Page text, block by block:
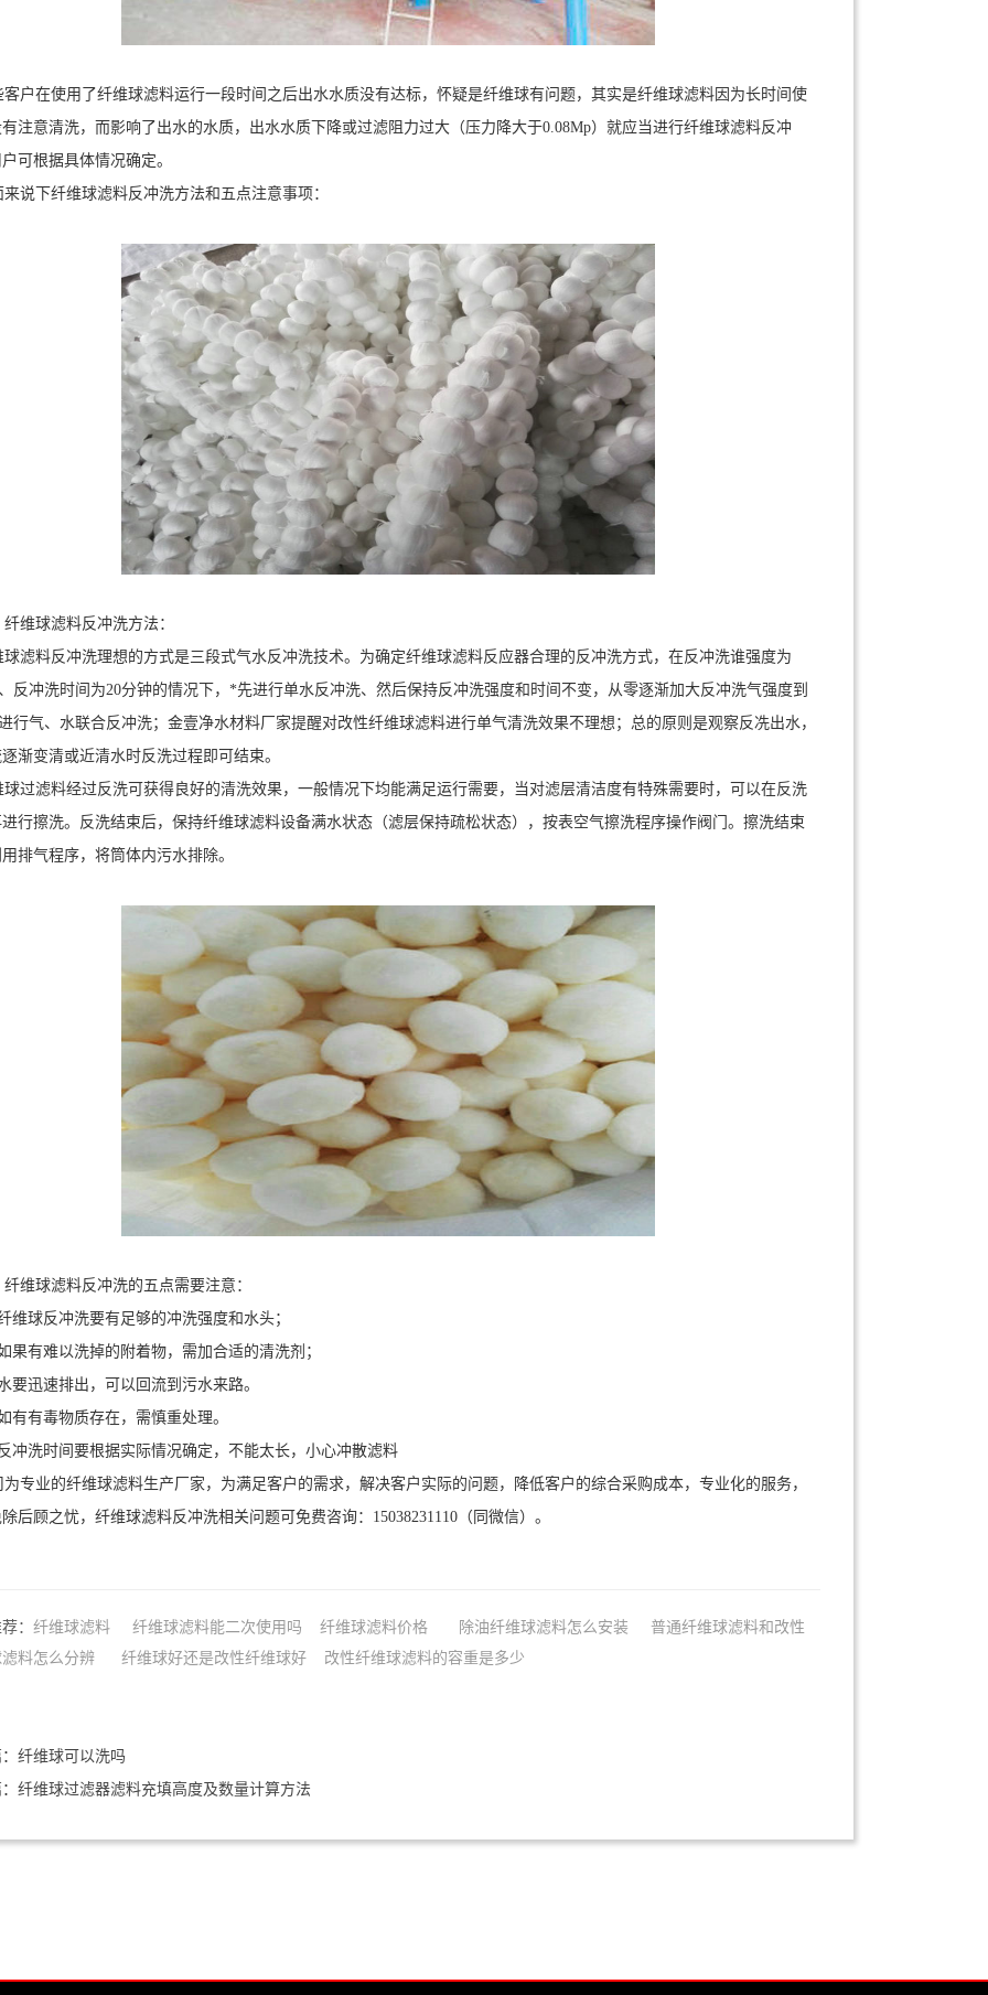
户在使用了纤维球滤料运行一段时间之后出水水质没有达标，怀疑是纤维球有问题，其实是纤维球滤料因为长时间使
注意清洗，而影响了出水的水质，出水水质下降或过滤阻力过大（压力降大于0.08Mp）就应当进行纤维球滤料反冲
可根据具体情况确定。
说下纤维球滤料反冲洗方法和五点注意事项：
维球滤料反冲洗方法：
滤料反冲洗理想的方式是三段式气水反冲洗技术。为确定纤维球滤料反应器合理的反冲洗方式，在反冲洗谁强度为
反冲洗时间为20分钟的情况下，*先进行单水反冲洗、然后保持反冲洗强度和时间不变，从零逐渐加大反冲洗气强度到
行气、水联合反冲洗；金壹净水材料厂家提醒对改性纤维球滤料进行单气清洗效果不理想；总的原则是观察反冼出水，
渐变清或近清水时反洗过程即可结束。
过滤料经过反洗可获得良好的清洗效果，一般情况下均能满足运行需要，当对滤层清洁度有特殊需要时，可以在反洗
行擦洗。反洗结束后，保持纤维球滤料设备满水状态（滤层保持疏松状态），按表空气擦洗程序操作阀门。擦洗结束
排气程序，将筒体内污水排除。
维球滤料反冲洗的五点需要注意：
维球反冲洗要有足够的冲洗强度和水头；
果有难以洗掉的附着物，需加合适的清洗剂；
要迅速排出，可以回流到污水来路。
有有毒物质存在，需慎重处理。
冲洗时间要根据实际情况确定，不能太长，小心冲散滤料
专业的纤维球滤料生产厂家，为满足客户的需求，解决客户实际的问题，降低客户的综合采购成本，专业化的服务，
后顾之忧，纤维球滤料反冲洗相关问题可免费咨询：15038231110（同微信）。
：纤维球滤料 纤维球滤料能二次使用吗 纤维球滤料价格 除油纤维球滤料怎么安装
普通纤维球滤料和改性
料怎么分辨
纤维球好还是改性纤维球好 改性纤维球滤料的容重是多少
：纤维球可以洗吗
：纤维球过滤器滤料充填高度及数量计算方法